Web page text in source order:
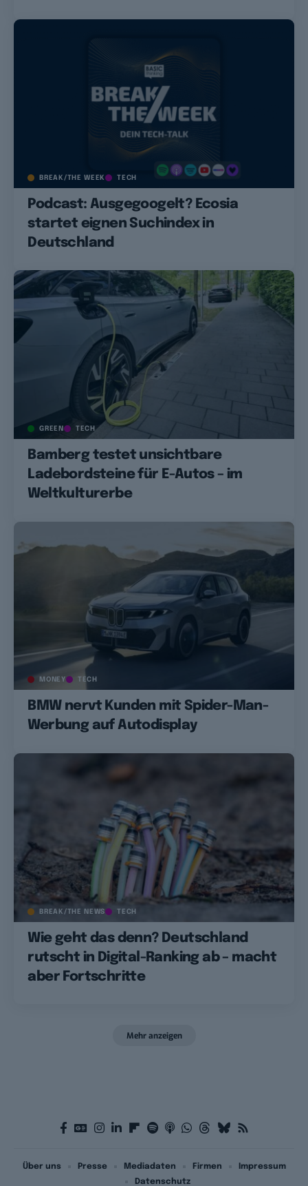
BREAK/THE WEEK TECH
Podcast: Ausgegoogelt? Ecosia
startet eignen Suchindex in
Deutschland
GREEN TECH
Bamberg testet unsichtbare
Ladebordsteine für E-Autos – im
Weltkulturerbe
MONEY TECH
BMW nervt Kunden mit Spider-Man-
Werbung auf Autodisplay
BREAK/THE NEWS TECH
Wie geht das denn? Deutschland
rutscht in Digital-Ranking ab – macht
aber Fortschritte
Mehr anzeigen
Über uns Presse Mediadaten Firmen
Impressum
Datenschutz